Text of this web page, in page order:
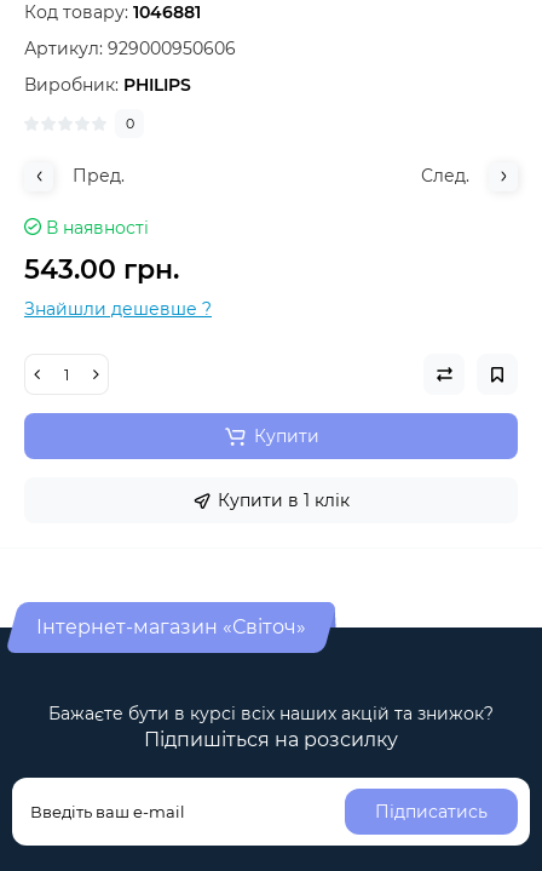
Код товару: 1046881
Артикул: 929000950606
Виробник: PHILIPS
0
Пред. След.
В наявності
543.00 грн.
Знайшли дешевше ?
Купити
Купити в 1 клік
Інтернет-магазин «Світоч»
Бажаєте бути в курсі всіх наших акцій та знижок?
Підпишіться на розсилку
Підписатись